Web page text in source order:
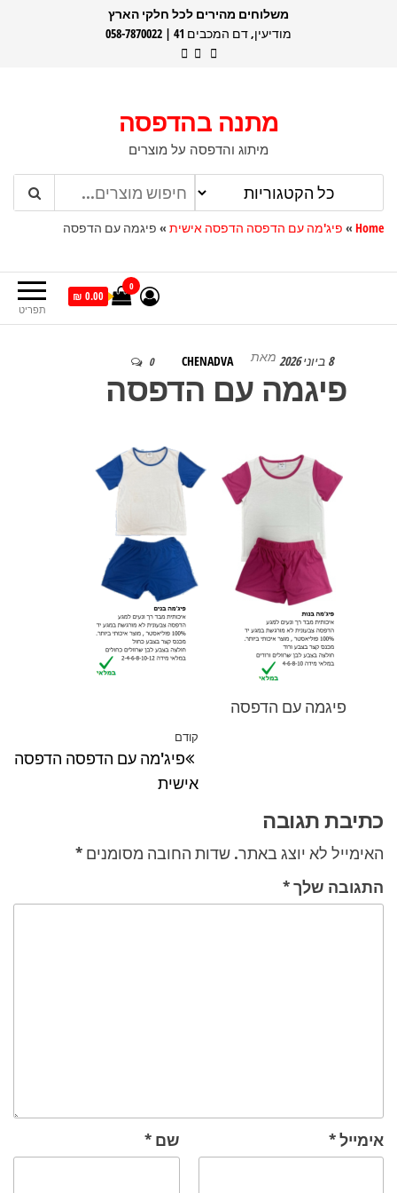
משלוחים מהירים לכל חלקי הארץ
מודיעין, דם המכבים 41 | 058-7870022
מתנה בהדפסה
מיתוג והדפסה על מוצרים
Home
» פיג'מה עם הדפסה הדפסה אישית » פיגמה עם הדפסה
תפריט
0
0.00 ₪
8 ביוני 2026 מאת CHENADVA
0
פיגמה עם הדפסה
פיגמה עם הדפסה
הפוסט
הקודם
קודם
פיג'מה עם הדפסה הדפסה
אישית
כתיבת תגובה
האימייל לא יוצג באתר. שדות החובה מסומנים *
התגובה שלך*
שם * אימייל*